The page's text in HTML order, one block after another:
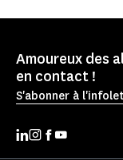
Amoureux des
en contact !
S'abonner à